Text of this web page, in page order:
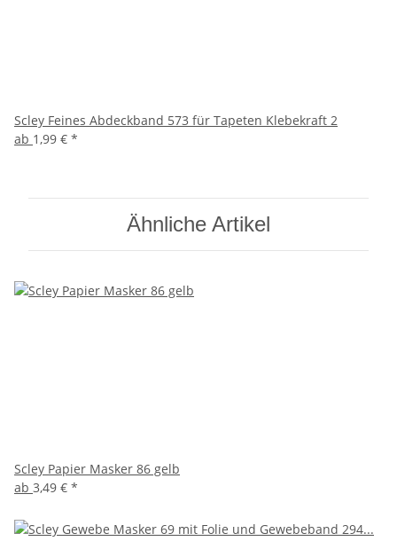
Scley Feines Abdeckband 573 für Tapeten Klebekraft 2
ab 1,99 € *
Ähnliche Artikel
Scley Papier Masker 86 gelb
ab 3,49 € *